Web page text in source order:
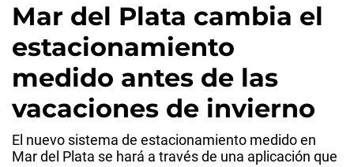
Mar del Plata cambia el
estacionamiento
medido antes de las
vacaciones de invierno
El nuevo sistema de estacionamiento medido en
Mar del Plata se hará a través de una aplicación que